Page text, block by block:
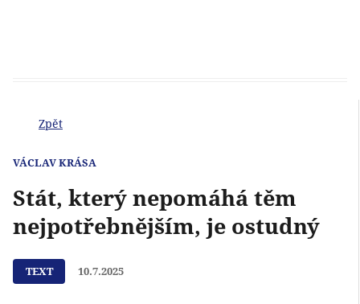
Zpět
VÁCLAV KRÁSA
Stát, který nepomáhá těm
nejpotřebnějším, je ostudný
TEXT 10.7.2025